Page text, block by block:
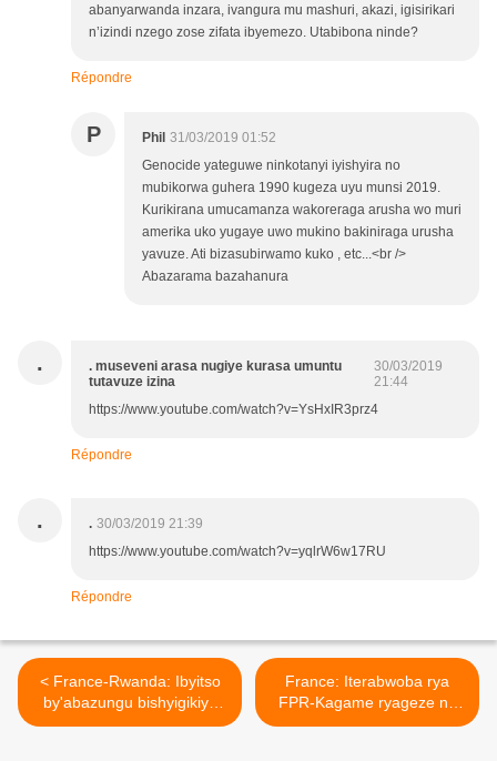
abanyarwanda inzara, ivangura mu mashuri, akazi, igisirikari
n’izindi nzego zose zifata ibyemezo. Utabibona ninde?
Répondre
P Phil 31/03/2019 01:52
Genocide yateguwe ninkotanyi iyishyira no
mubikorwa guhera 1990 kugeza uyu munsi 2019.
Kurikirana umucamanza wakoreraga arusha wo muri
amerika uko yugaye uwo mukino bakiniraga urusha
yavuze. Ati bizasubirwamo kuko , etc...<br />
Abazarama bazahanura
.
. museveni arasa nugiye kurasa umuntu
tutavuze izina
30/03/2019
21:44
https://www.youtube.com/watch?v=YsHxIR3prz4
Répondre
. . 30/03/2019 21:39
https://www.youtube.com/watch?v=yqlrW6w17RU
Répondre
< France-Rwanda: Ibyitso
by'abazungu bishyigikiye
umwicanyi Paul Kagame
France: Iterabwoba rya
FPR-Kagame ryageze no
kuri "Hervé Cheuzeville"